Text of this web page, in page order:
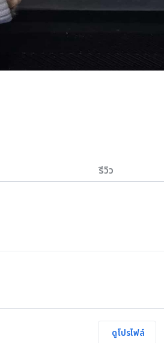
รีวิว
ดูโปรไฟล์